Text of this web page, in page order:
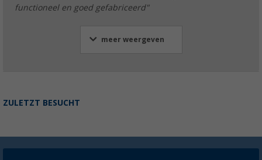
functioneel en goed gefabriceerd"
meer weergeven
ZULETZT BESUCHT